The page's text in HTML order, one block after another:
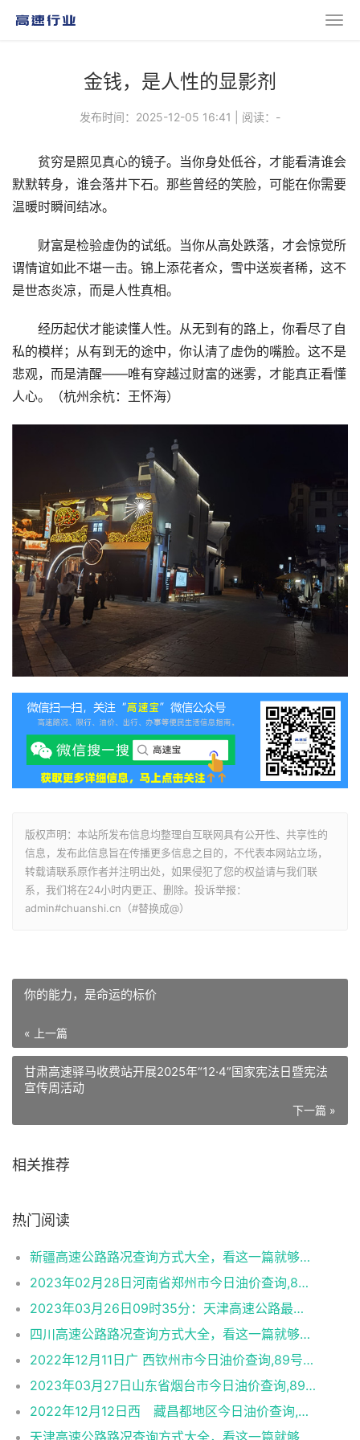
金钱，是人性的显影剂
发布时间：2025-12-05 16:41 阅读： -
贫穷是照见真心的镜子。当你身处低谷，才能看清谁会
默默转身，谁会落井下石。那些曾经的笑脸，可能在你需要
温暖时瞬间结冰。
财富是检验虚伪的试纸。当你从高处跌落，才会惊觉所
谓情谊如此不堪一击。锦上添花者众，雪中送炭者稀，这不
是世态炎凉，而是人性真相。
经历起伏才能读懂人性。从无到有的路上，你看尽了自
私的模样；从有到无的途中，你认清了虚伪的嘴脸。这不是
悲观，而是清醒——唯有穿越过财富的迷雾，才能真正看懂
人心。（杭州余杭：王怀海）
版权声明：本站所发布信息均整理自互联网具有公开性、共享性的
信息，发布此信息旨在传播更多信息之目的，不代表本网站立场，
转载请联系原作者并注明出处，如果侵犯了您的权益请与我们联
系，我们将在24小时内更正、删除。投诉举报：
admin#chuanshi.cn（#替换成@）
你的能力，是命运的标价
« 上一篇
甘肃高速驿马收费站开展2025年“12·4”国家宪法日暨宪法
宣传周活动
下一篇 »
相关推荐
热门阅读
新疆高速公路路况查询方式大全，看这一篇就够了！【司机收藏】
2023年02月28日河南省郑州市今日油价查询,89号汽油,92号汽油,95号汽油,89号柴油
2023年03月26日09时35分：天津高速公路最新路况实时播报
四川高速公路路况查询方式大全，看这一篇就够了！【司机收藏】
2022年12月11日广 西钦州市今日油价查询,89号汽油,92号汽油,95号汽油,89号柴油
2023年03月27日山东省烟台市今日油价查询,89号汽油,92号汽油,95号汽油,89号柴油
2022年12月12日西 藏昌都地区今日油价查询,89号汽油,92号汽油,95号汽油,89号柴油